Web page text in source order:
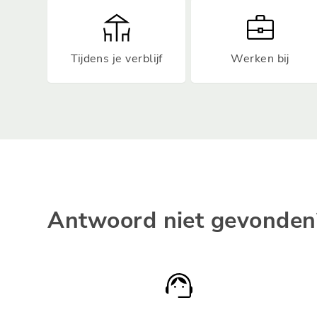
Tijdens je verblijf Werken bij
Antwoord niet